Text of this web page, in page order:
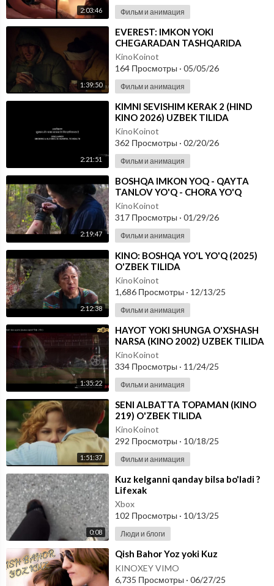
2:03:46 Фильм и анимация
1:39:50
⁣EVEREST: IMKON YOKI
CHEGARADAN TASHQARIDA
(2013) UZBEK TILIDA
KinoKoinot
164 Просмотры · 05/05/26
Фильм и анимация
2:21:51
⁣KIMNI SEVISHIM KERAK 2 (HIND
KINO 2026) UZBEK TILIDA
KinoKoinot
362 Просмотры · 02/20/26
Фильм и анимация
2:19:47
⁣BOSHQA IMKON YOQ - QAYTA
TANLOV YO'Q - CHORA YO'Q
(KOREYS KINO 2026) O'ZBEK
TILIDA
KinoKoinot
317 Просмотры · 01/29/26
Фильм и анимация
2:12:38
⁣KINO: BOSHQA YO'L YO'Q (2025)
O'ZBEK TILIDA
KinoKoinot
1,686 Просмотры · 12/13/25
Фильм и анимация
1:35:22
⁣HAYOT YOKI SHUNGA O'XSHASH
NARSA (KINO 2002) UZBEK TILIDA
KinoKoinot
334 Просмотры · 11/24/25
Фильм и анимация
1:51:37
⁣SENI ALBATTA TOPAMAN (KINO
219) O'ZBEK TILIDA
KinoKoinot
292 Просмотры · 10/18/25
Фильм и анимация
0:08
⁣Kuz kelganni qanday bilsa bo'ladi ?
Lifexak
Xbox
102 Просмотры · 10/13/25
Люди и блоги
⁣Qish Bahor Yoz yoki Kuz
KINOXEY VIMO
6,735 Просмотры · 06/27/25